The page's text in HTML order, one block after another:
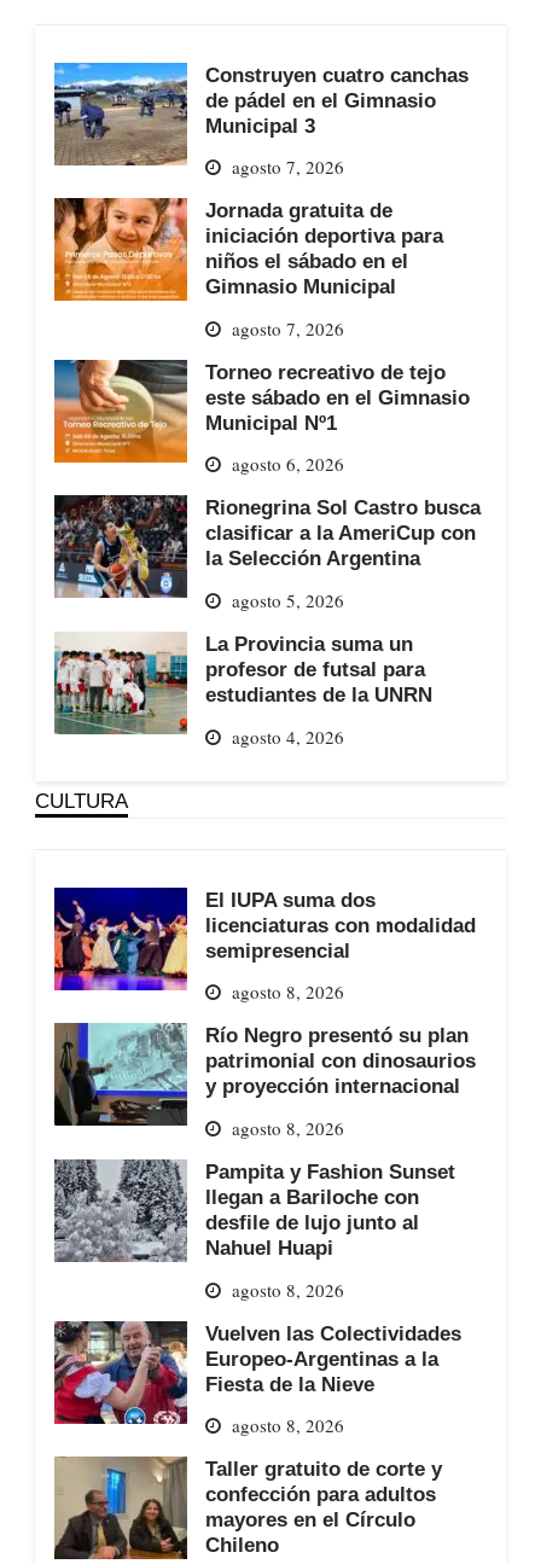
Construyen cuatro canchas
de pádel en el Gimnasio
Municipal 3
agosto 7, 2026
Jornada gratuita de
iniciación deportiva para
niños el sábado en el
Gimnasio Municipal
agosto 7, 2026
Torneo recreativo de tejo
este sábado en el Gimnasio
Municipal Nº1
agosto 6, 2026
Rionegrina Sol Castro busca
clasificar a la AmeriCup con
la Selección Argentina
agosto 5, 2026
La Provincia suma un
profesor de futsal para
estudiantes de la UNRN
agosto 4, 2026
CULTURA
El IUPA suma dos
licenciaturas con modalidad
semipresencial
agosto 8, 2026
Río Negro presentó su plan
patrimonial con dinosaurios
y proyección internacional
agosto 8, 2026
Pampita y Fashion Sunset
llegan a Bariloche con
desfile de lujo junto al
Nahuel Huapi
agosto 8, 2026
Vuelven las Colectividades
Europeo-Argentinas a la
Fiesta de la Nieve
agosto 8, 2026
Taller gratuito de corte y
confección para adultos
mayores en el Círculo
Chileno